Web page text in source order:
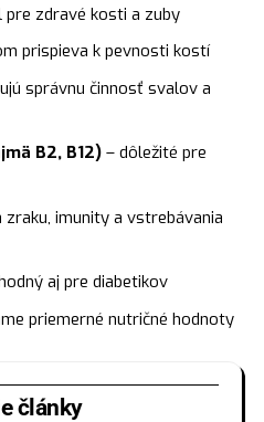
zdravé kosti a zuby
prispieva k pevnosti kostí
správnu činnosť svalov a
B2, B12) – dôležité pre
zraku, imunity a vstrebávania
aj pre diabetikov
priemerné nutričné hodnoty
články